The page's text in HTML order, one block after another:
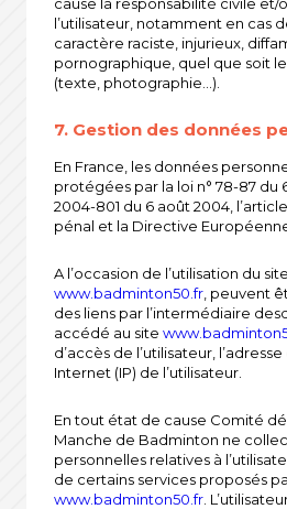
l’utilisateur, notamment en cas
caractère raciste, injurieux,
pornographique, quel que soit
(texte, photographie…).
7. Gestion des données
En France, les données
protégées par la loi n° 78-87 du
2004-801 du 6 août 2004,
pénal et la Directive
A l’occasion de l’utilisation du site
www.badminton50.fr , peuvent
des liens par l’intermédiaire
accédé au site
d’accès de l’utilisateur,
Internet (IP) de l’utilisateur.
En tout état de cause Comité
Manche de Badminton ne
personnelles relatives à
de certains services proposés
www.badminton50.fr .